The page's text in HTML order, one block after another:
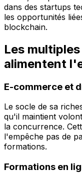
dans des startups
les opportunités
blockchain.
Les
alimentent
E-commerce et
Le socle de sa
qu'il maintient
la concurrence.
l'empêche pas de
formations.
Formations en